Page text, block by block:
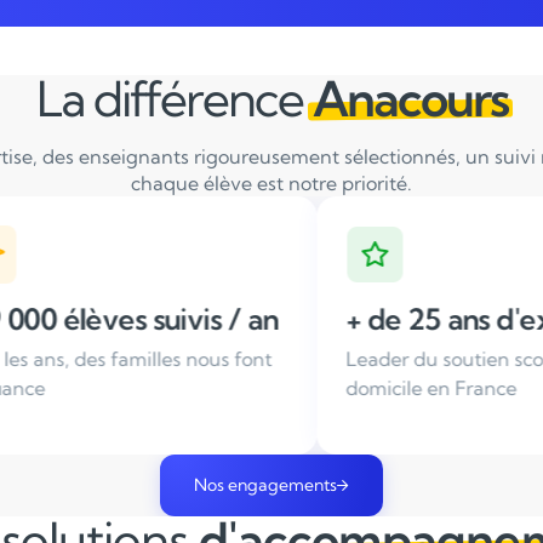
La différenceAnacours
des enseignants rigoureusement sélectionnés, un
chaque élève est notre priorité.
+ de 25 ans d'expérience
Leader du soutien scolaire à
Tous
Nos engagements